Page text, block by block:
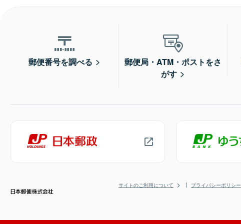
郵便番号を調べる
郵便局・ATM・ポストをさ
がす
サイトのご利用について プライバシーポリシー